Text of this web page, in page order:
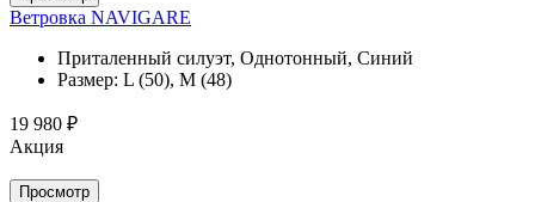
Ветровка NAVIGARE
Приталенный силуэт, Однотонный, Синий
Размер: L (50), M (48)
19 980 ₽
Акция
Просмотр